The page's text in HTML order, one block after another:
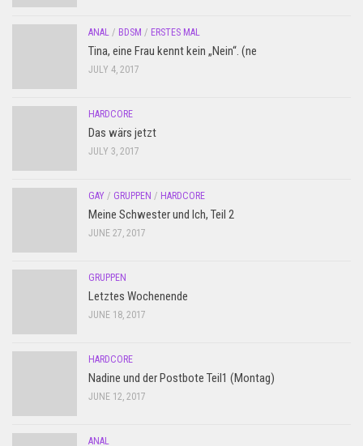
ANAL / BDSM / ERSTES MAL
Tina, eine Frau kennt kein „Nein“. (ne
JULY 4, 2017
HARDCORE
Das wärs jetzt
JULY 3, 2017
GAY / GRUPPEN / HARDCORE
Meine Schwester und Ich, Teil 2
JUNE 27, 2017
GRUPPEN
Letztes Wochenende
JUNE 18, 2017
HARDCORE
Nadine und der Postbote Teil1 (Montag)
JUNE 12, 2017
ANAL